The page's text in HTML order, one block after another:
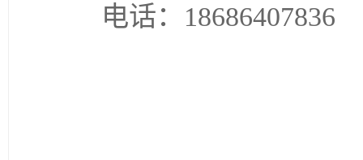
电话： 18686407836